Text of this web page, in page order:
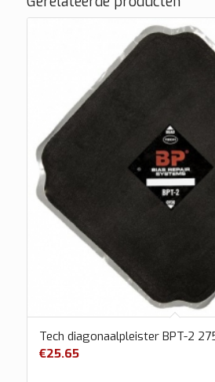
Tech diagonaalpleister BPT-2
€25.65